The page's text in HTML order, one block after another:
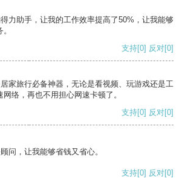
力助手，让我的工作效率提高了50%，让我能够
支持[0] 反对[0]
家旅行必备神器，无论是看视频、玩游戏还是工
络，再也不用担心网速卡顿了。
支持[0] 反对[0]
问，让我能够省钱又省心。
支持[0] 反对[0]